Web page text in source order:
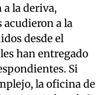
a la deriva,
acudieron a la
desde el
han entregado
Si
la oficina de